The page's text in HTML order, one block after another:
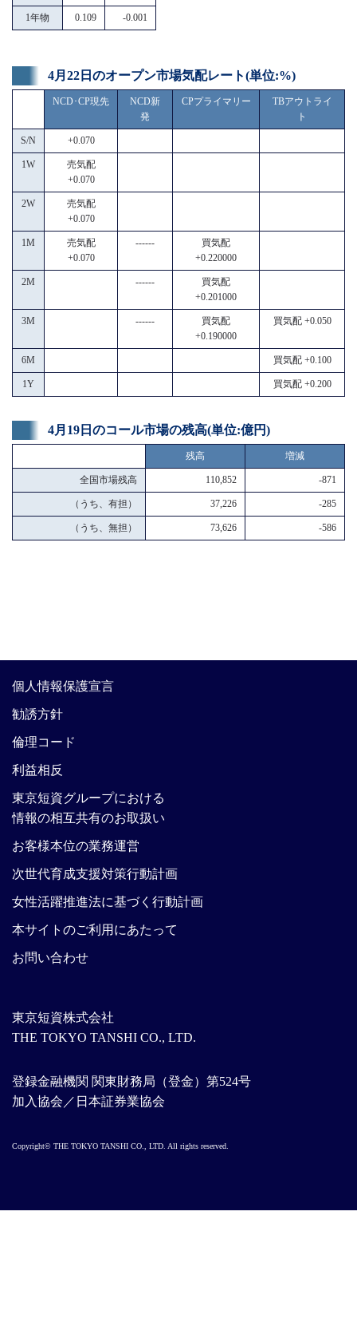
1年物 0.109 -0.001
4月22日のオープン市場気配レート(単位:%)
NCD･CP現先
NCD新
発
CPプライマリー
TBアウトライ
ト
S/N +0.070
1W
売気配
+0.070
2W
売気配
+0.070
1M
売気配
+0.070
------
買気配
+0.220000
2M ------
買気配
+0.201000
3M ------
買気配
+0.190000
買気配 +0.050
6M 買気配 +0.100
1Y 買気配 +0.200
4月19日のコール市場の残高(単位:億円)
残高 増減
全国市場残高 110,852 -871
（うち、有担） 37,226 -285
（うち、無担） 73,626 -586
東京短資株式会社
THE TOKYO TANSHI CO., LTD.
登録金融機関 関東財務局（登金）第524号
加入協会／日本証券業協会
個人情報保護宣言
勧誘方針
倫理コード
利益相反
東京短資グループにおける
情報の相互共有のお取扱い
お客様本位の業務運営
次世代育成支援対策行動計画
女性活躍推進法に基づく行動計画
本サイトのご利用にあたって
お問い合わせ
Copyright© THE TOKYO TANSHI CO., LTD. All rights reserved.